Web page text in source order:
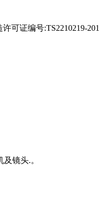
证编号:TS2210219-
镜头.。